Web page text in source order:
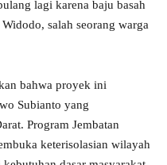
lagi karena baju basah
salah seorang warga
bahwa proyek ini
Subianto yang
Program Jembatan
keterisolasian wilayah